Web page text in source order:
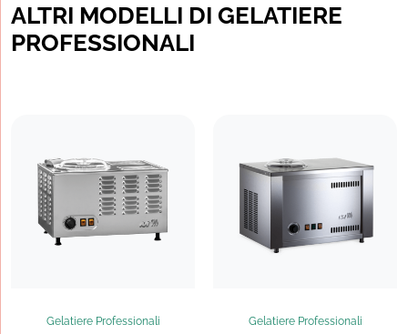
ALTRI MODELLI DI GELATIERE
PROFESSIONALI
Gelatiere Professionali Gelatiere Professionali